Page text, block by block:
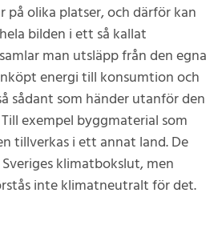
på olika platser, och därför kan
bilden i ett så kallat
man utsläpp från den egna
energi till konsumtion och
sådant som händer utanför den
exempel byggmaterial som
tillverkas i ett annat land. De
klimatbokslut, men
inte klimatneutralt för det.